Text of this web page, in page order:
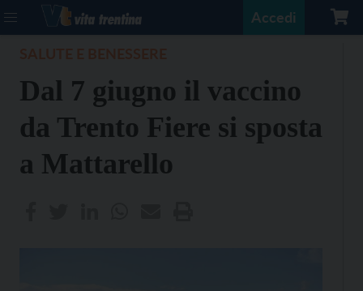
Accedi
Dal 7 giugno il vaccino
da Trento Fiere si sposta
a Mattarello